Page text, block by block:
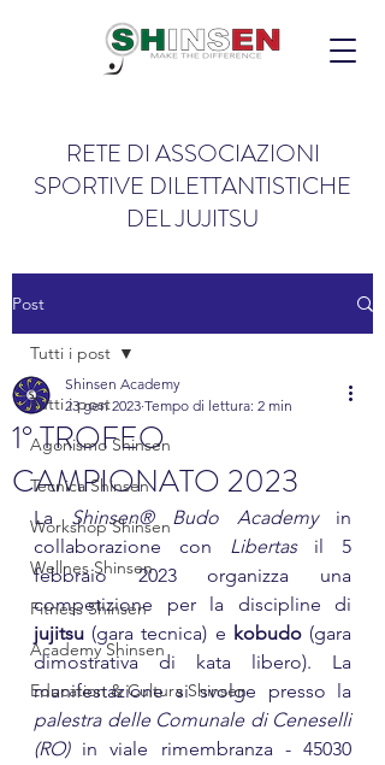
RETE DI ASSOCIAZIONI
SPORTIVE DILETTANTISTICHE
DEL JUJITSU
Post
Tutti i post
Agonismo Shinsen
Tecnica Shinsen
Workshop Shinsen
Wellnes Shinsen
Fitness Shinsen
Academy Shinsen
Education & Cultura Shinsen
Tutti i post
1° TROFEO
CAMPIONATO 2023
Shinsen Academy
23 gen 2023 Tempo di lettura: 2 min
La Shinsen® Budo Academy in
collaborazione con Libertas il 5
febbraio 2023 organizza una
competizione per la discipline di
jujitsu (gara tecnica) e kobudo (gara
dimostrativa di kata libero). La
palestra delle Comunale di Ceneselli
(RO) in viale rimembranza - 45030